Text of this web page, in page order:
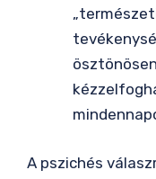
A pszichés